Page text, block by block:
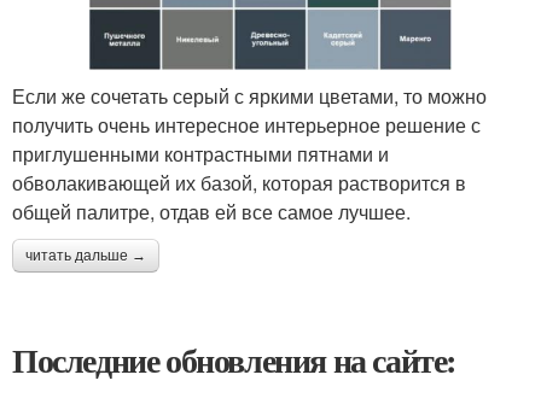
Если же сочетать серый с яркими цветами, то можно
получить очень интересное интерьерное решение с
приглушенными контрастными пятнами и
обволакивающей их базой, которая растворится в
общей палитре, отдав ей все самое лучшее.
читать дальше →
Последние обновления на сайте: